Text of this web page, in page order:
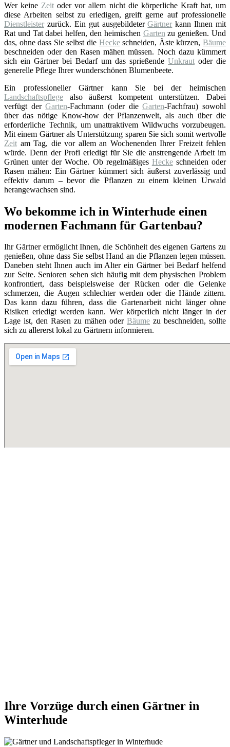
Wer keine Zeit oder vor allem nicht die körperliche Kraft hat, um
diese Arbeiten selbst zu erledigen, greift gerne auf professionelle
Dienstleister zurück. Ein gut ausgebildeterGärtner kann Ihnen mit
Rat und Tat dabei helfen, den heimischen Garten zu genießen. Und
das, ohne dass Sie selbst die Heckeschneiden, Äste kürzen,Bäume
beschneiden oder den Rasen mähen müssen. Noch dazu kümmert
sich ein Gärtner bei Bedarf um das sprießende Unkraut oder die
generelle Pflege Ihrer wunderschönen Blumenbeete.
Ein professioneller Gärtner kann Sie bei der heimischen
Landschaftspflege also äußerst kompetent unterstützen. Dabei
verfügt derGarten-Fachmann (oder dieGarten-Fachfrau) sowohl
über das nötige Know-how der Pflanzenwelt, als auch über die
erforderliche Technik, um unattraktivem Wildwuchs vorzubeugen.
Mit einem Gärtner als Unterstützung sparen Sie sich somit wertvolle
Zeit am Tag, die vor allem an Wochenenden Ihrer Freizeit fehlen
würde. Denn der Profi erledigt für Sie die anstrengende Arbeit im
Grünen unter der Woche. Ob regelmäßiges Heckeschneiden oder
Rasen mähen: Ein Gärtner kümmert sich äußerst zuverlässig und
effektiv darum – bevor die Pflanzen zu einem kleinen Urwald
herangewachsen sind.
Wo bekomme ich in Winterhude einen
modernen Fachmann für Gartenbau?
Ihr Gärtner ermöglicht Ihnen, die Schönheit des eigenen Gartens zu
genießen, ohne dass Sie selbst Hand an die Pflanzen legen müssen.
Daneben steht Ihnen auch im Alter ein Gärtner bei Bedarf helfend
zur Seite. Senioren sehen sich häufig mit dem physischen Problem
konfrontiert, dass beispielsweise der Rücken oder die Gelenke
schmerzen, die Augen schlechter werden oder die Hände zittern.
Das kann dazu führen, dass die Gartenarbeit nicht länger ohne
Risiken erledigt werden kann. Wer körperlich nicht länger in der
Lage ist, den Rasen zu mähen oder Bäume zu beschneiden, sollte
sich zu allererst lokal zu Gärtnern informieren.
Ihre Vorzüge durch einen Gärtner in
Winterhude